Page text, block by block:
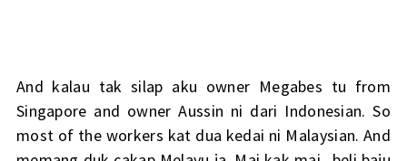
And kalau tak silap aku owner Megabes tu from
Singapore and owner Aussin ni dari Indonesian. So
most of the workers kat dua kedai ni Malaysian. And